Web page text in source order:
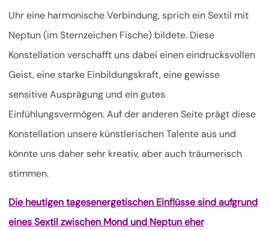
Uhr eine harmonische Verbindung, sprich ein Sextil mit
Neptun (im Sternzeichen Fische) bildete. Diese
Konstellation verschafft uns dabei einen eindrucksvollen
Geist, eine starke Einbildungskraft, eine gewisse
sensitive Ausprägung und ein gutes
Einfühlungsvermögen. Auf der anderen Seite prägt diese
Konstellation unsere künstlerischen Talente aus und
könnte uns daher sehr kreativ, aber auch träumerisch
stimmen.
Die heutigen tagesenergetischen Einflüsse sind aufgrund
eines Sextil zwischen Mond und Neptun eher